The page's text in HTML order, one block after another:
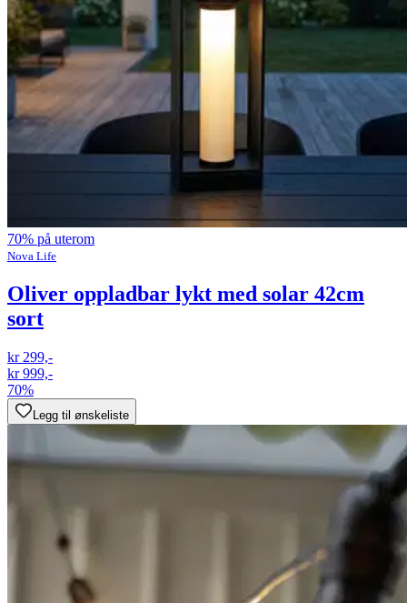
70% på uterom
Nova Life
Oliver oppladbar lykt med solar 42cm
sort
kr 299,-
kr 999,-
70%
Legg til ønskeliste